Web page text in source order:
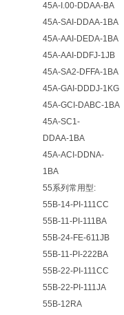
45A-I.00-DDAA-BA
45A-SAI-DDAA-1BA
45A-AAI-DEDA-1BA
45A-AAI-DDFJ-1JB
45A-SA2-DFFA-1BA
45A-GAI-DDDJ-1KG
45A-GCI-DABC-1BA
45A-SC1-
DDAA-1BA
45A-ACI-DDNA-
1BA
55系列常用型:
55B-14-PI-111CC
55B-11-PI-111BA
55B-24-FE-611JB
55B-11-PI-222BA
55B-22-PI-111CC
55B-22-PI-111JA
55B-12RA